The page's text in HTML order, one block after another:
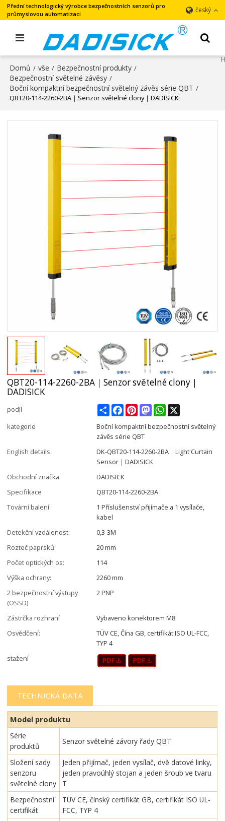
Přední technologický výrobce bezpečnostních senzorů pro
průmyslovou automatizaci
český
Domů / vše / Bezpečnostní produkty /
Bezpečnostní světelné závěsy /
Boční kompaktní bezpečnostní světelný závěs série QBT /
QBT20-114-2260-2BA｜Senzor světelné clony｜DADISICK
QBT20-114-2260-2BA｜Senzor světelné clony｜
DADISICK
podíl ShareFacebookPinterestMastodonWhatsApp
kategorie
Boční kompaktní bezpečnostní světelný
závěs série QBT
English details
DK-QBT20-114-2260-2BA｜Light Curtain
Sensor｜DADISICK
Obchodní značka
DADISICK
Specifikace
QBT20-114-2260-2BA
Tovární balení
1 Příslušenství přijímače a 1 vysílače,
kabel
Detekční vzdálenost:
0,3-3M
Rozteč paprsků:
20 mm
Počet optických os:
114
Výška ochrany:
2260 mm
2 bezpečnostní výstupy
(OSSD)
2 PNP
Zástrčka rozhraní
Vybaveno konektorem M8
Osvědčení:
TÜV CE, Čína GB, certifikát ISO UL-FCC,
TYP 4
stažení
TECHNICKÁ DATA
Model produktu
Série
produktů
Senzor světelné závory řady QBT
Složení sady
senzoru
světelné clony
Jeden přijímač, jeden vysílač, dvě datové linky,
jeden pravoúhlý stojan a jeden šroub ve tvaru
T
Bezpečnostní
certifikát
TÜV CE, čínský certifikát GB, certifikát ISO UL-
FCC, TYP 4